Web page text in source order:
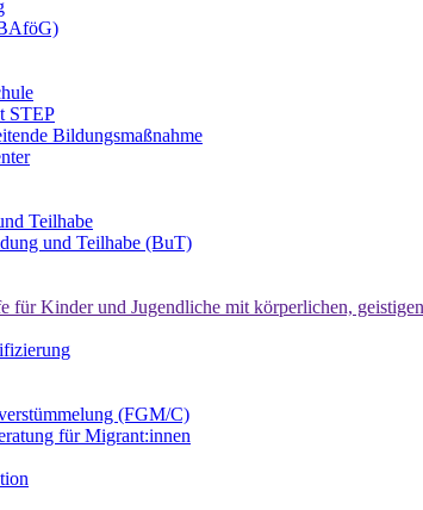
STEP
Bildungsmaßnahme
Teilhabe
und Teilhabe (BuT)
für Kinder und Jugendliche mit körperlichen,
(FGM/C)
für Migrant:innen